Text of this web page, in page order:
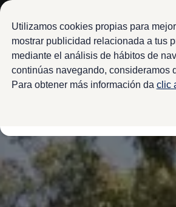
Utilizamos cookies propias para
mostrar publicidad relacionada a tus
mediante el análisis de hábitos de
continúas navegando, consideramos
Para obtener más información da clic
Saltar a
contenido
Saltar
a pie
de
Configura tu Volkswagen
Virtual Studio - Realidad
Volkswagen Usados
Nivus 2027
Camionetas y SUVs
Sedanes
Deportivos
Ofertas y financiamiento
Promociones Volkswagen
Financiamiento y
Ofertas en servicio y
Volkswagen ¡Ya!
Planes de mantenimiento de
Garantías y seguros